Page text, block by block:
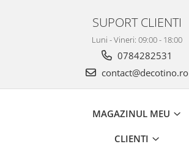
SUPORT CLIENTI
Luni - Vineri: 09:00 - 18:00
0784282531
contact@decotino.ro
MAGAZINUL MEU
CLIENTI